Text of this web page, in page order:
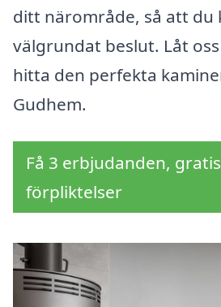
ditt närområde, så att du
välgrundat beslut. Låt
hitta den perfekta
Gudhem.
Få 3 erbjudanden,
förpliktelser